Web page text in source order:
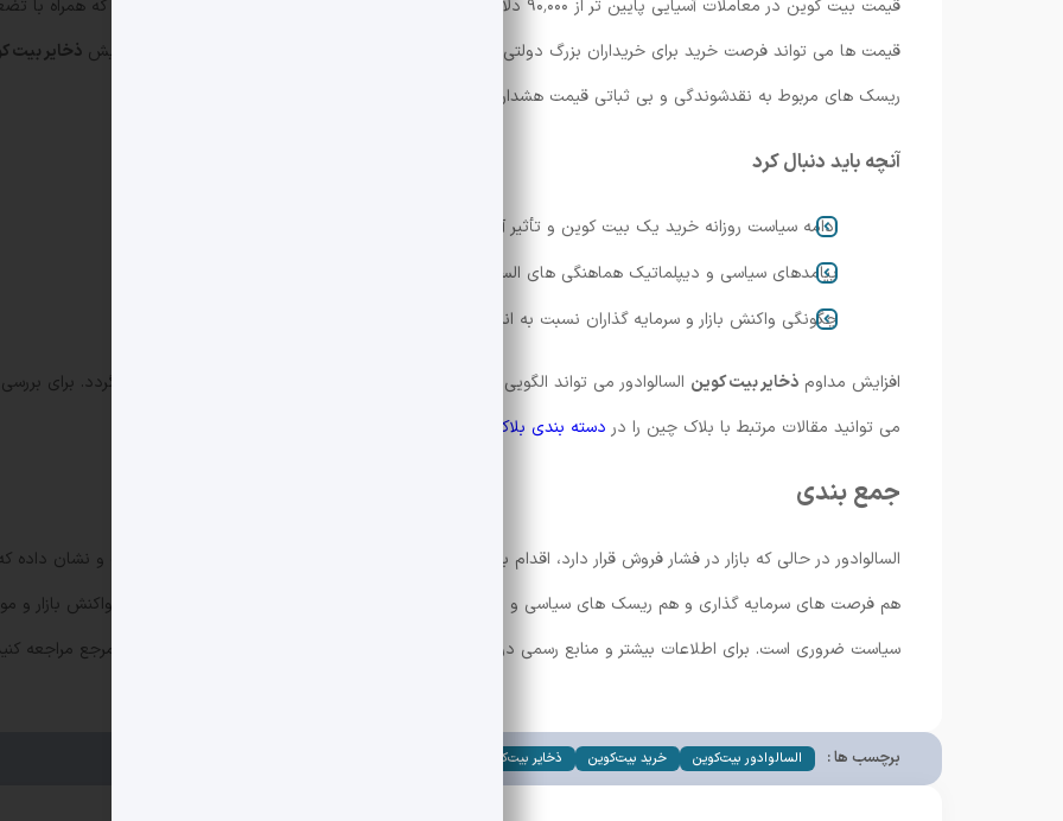
قیمت بیت کوین در معاملات آسیایی پایین تر از ۹۰٬۰۰۰ دلار معامله شد و این افت جزئی از یک ریزش
قیمت ها می تواند فرصت خرید برای خریداران بزرگ دولتی فراهم کند؛ السالوادور این استراتژی را دنبال کرده و به افزایش ذخایر بیت
ریسک های مربوط به نقدشوندگی و بی ثباتی قیمت هشدار داده اند.
آنچه باید دنبال کرد
ادامه سیاست روزانه خرید یک بیت کوین و تأثیر آن بر مجموع
پیامدهای سیاسی و دیپلماتیک هماهنگی های السالوادور با نهادهای آمریکایی و بین المللی.
چگونگی واکنش بازار و سرمایه گذاران نسبت به انباشت دولتی در دوره های افت قیمتی.
افزایش مداوم ذخایر بیت کوین السالوادور می تواند الگویی برای سایر کشورها باشد یا موجب تشدید مباحث نظارتی گردد. برای
می توانید مقالات مرتبط با بلاک چین را در دسته بندی بلاک چین
جمع بندی
السالوادور در حالی که بازار در فشار فروش قرار دارد، اقدام به افزایش قابل توجهی در
خود کرده است و نشان داده که
هم فرصت های سرمایه گذاری و هم ریسک های سیاسی و اقتصادی را به همراه دارد. پیگیری روند تصمیمات دولتی، واکنش بازار و
سیاست ضروری است. برای اطلاعات بیشتر و منابع رسمی درباره جلسات و سیاست های بین المللی می توانید به این مرجع مراجعه
برچسب ها : السالوادور بیت‌کوین خرید بیت‌کوین ذخایر بیت‌کوین